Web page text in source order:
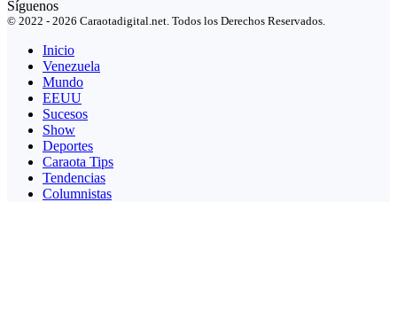
Síguenos
© 2022 - 2026 Caraotadigital.net. Todos los Derechos Reservados.
Inicio
Venezuela
Mundo
EEUU
Sucesos
Show
Deportes
Caraota Tips
Tendencias
Columnistas